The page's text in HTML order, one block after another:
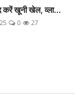
करें खूनी खेल, व्ला...
0 27